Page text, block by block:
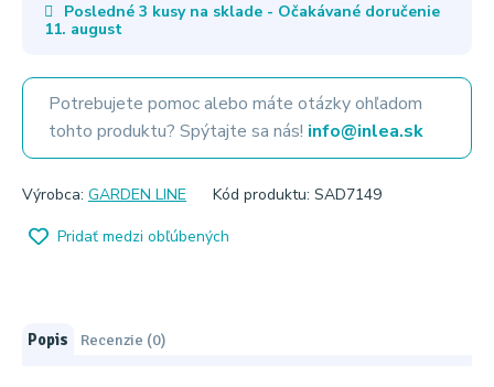
Posledné 3 kusy na sklade - Očakávané doručenie
11. august
Potrebujete pomoc alebo máte otázky ohľadom
tohto produktu? Spýtajte sa nás! info@inlea.sk
Výrobca: GARDEN LINE
Kód produktu: SAD7149
Pridať medzi obľúbených
Popis Recenzie (0)